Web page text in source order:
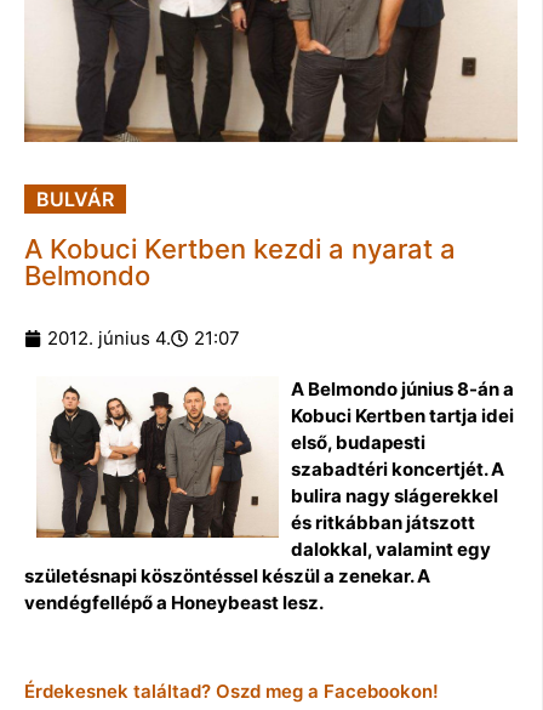
BULVÁR
A Kobuci Kertben kezdi a nyarat a
Belmondo
2012. június 4. 21:07
A Belmondo június 8-án a
Kobuci Kertben tartja idei
első, budapesti
szabadtéri koncertjét. A
bulira nagy slágerekkel
és ritkábban játszott
dalokkal, valamint egy
születésnapi köszöntéssel készül a zenekar. A
vendégfellépő a Honeybeast lesz.
Érdekesnek találtad? Oszd meg a Facebookon!